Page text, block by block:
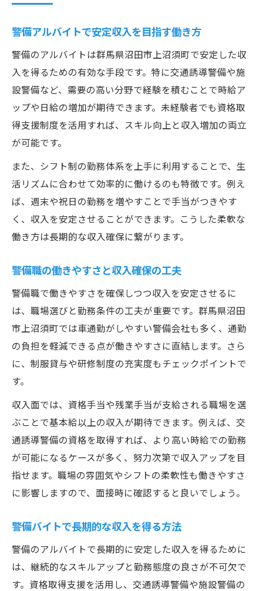
警備バイト応募時に知っておきたいこと
未経験歓迎の警備現場の特徴と魅力
群馬県沼田市で選ぶ警備の仕事の魅力
警備の仕事が群馬県沼田市で人気の理由
警備バイトならではの地域貢献のやりがい
群馬県沼田市で選ばれる警備職の特徴
群馬県沼田市で警備業界を選ぶメリット
シフト自由な警備のアルバイトに注目
シフト自由な警備バイトで生活と両立
警備バイトのシフト融通が高評価の理由
家庭や副業と両立できる警備シフト活用術
週1日からOKの警備バイトの魅力
資格取得で広がる警備でのキャリア
警備資格取得でキャリアアップを目指す
警備バイトから資格取得を目指すメリット
警備の資格が広げる仕事の可能性とは
警備関連資格が収入アップに繋がる理由
通勤便利な警備の現場で稼ぐコツ
通勤しやすい警備現場の選び方と特徴
警備バイトで車通勤を活かすポイント
警備現場選びで通勤負担を減らす工夫
警備のアルバイトで通勤利便性を重視する
警備アルバイトで安定収入を目指す働き方
警備のアルバイトは群馬県沼田市上沼須町で安定した収
入を得るための有効な手段です。特に交通誘導警備や施
設警備など、需要の高い分野で経験を積むことで時給ア
ップや日給の増加が期待できます。未経験者でも資格取
得支援制度を活用すれば、スキル向上と収入増加の両立
が可能です。
また、シフト制の勤務体系を上手に利用することで、生
活リズムに合わせて効率的に働けるのも特徴です。例え
ば、週末や祝日の勤務を増やすことで手当がつきやす
く、収入を安定させることができます。こうした柔軟な
働き方は長期的な収入確保に繋がります。
警備職の働きやすさと収入確保の工夫
警備職で働きやすさを確保しつつ収入を安定させるに
は、職場選びと勤務条件の工夫が重要です。群馬県沼田
市上沼須町では車通勤がしやすい警備会社も多く、通勤
の負担を軽減できる点が働きやすさに直結します。さら
に、制服貸与や研修制度の充実度もチェックポイントで
す。
収入面では、資格手当や残業手当が支給される職場を選
ぶことで基本給以上の収入が期待できます。例えば、交
通誘導警備の資格を取得すれば、より高い時給での勤務
が可能になるケースが多く、努力次第で収入アップを目
指せます。職場の雰囲気やシフトの柔軟性も働きやすさ
に影響しますので、面接時に確認すると良いでしょう。
警備バイトで長期的な収入を得る方法
警備のアルバイトで長期的に安定した収入を得るために
は、継続的なスキルアップと勤務態度の良さが不可欠で
す。資格取得支援を活用し、交通誘導警備や施設警備の